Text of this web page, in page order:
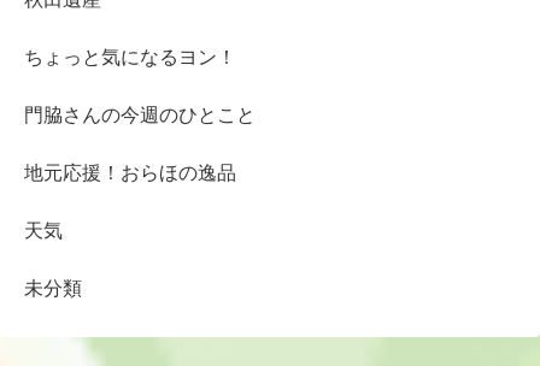
ちょっと気になるヨン！
門脇さんの今週のひとこと
地元応援！おらほの逸品
天気
未分類